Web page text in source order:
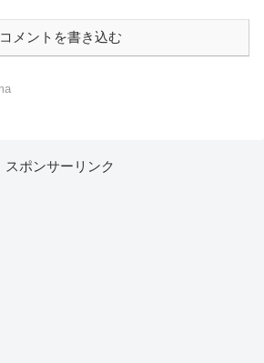
コメントを書き込む
スポンサーリンク